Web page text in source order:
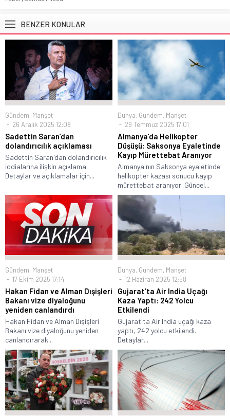
BENZER KONULAR
Gündem, Manşet
26 Aralık 2025 12:08
Sadettin Saran’dan
dolandırıcılık açıklaması
Sadettin Saran'dan dolandırıcılık
iddialarına ilişkin açıklama.
Detaylar ve açıklamalar için...
Dünya, Gündem, Manşet
29 Temmuz 2025 17:01
Almanya’da Helikopter
Düşüşü: Saksonya Eyaletinde
Kayıp Mürettebat Aranıyor
Almanya'nın Saksonya eyaletinde
helikopter kazası sonucu kayıp
mürettebat aranıyor. Güncel...
Gündem, Manşet
17 Ekim 2025 17:14
Hakan Fidan ve Alman Dışişleri
Bakanı vize diyaloğunu
yeniden canlandırdı
Hakan Fidan ve Alman Dışişleri
Bakanı vize diyaloğunu yeniden
canlandırarak...
Dünya, Gündem, Manşet
12 Haziran 2025 12:58
Gujarat’ta Air India Uçağı
Kaza Yaptı: 242 Yolcu
Etkilendi
Gujarat'ta Air India uçağı kaza
yaptı, 242 yolcu etkilendi.
Detaylar...